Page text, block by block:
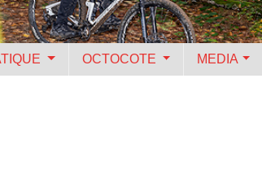
OCTOCOTE MEDIA